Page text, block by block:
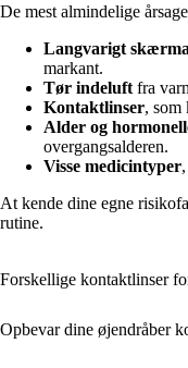
De mest almindelige
Langvarigt
markant.
Tør indeluft fra
Kontaktlinser, som
Alder og
overgangsalderen.
Visse medicintyper
At kende dine egne
rutine.
Forskellige kontaktlinser
Opbevar dine øjendråber